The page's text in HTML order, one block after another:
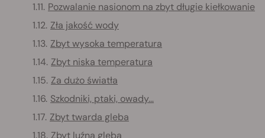
Pozwalanie nasionom na zbyt długie kiełkowanie
Zła jakość wody
Zbyt wysoka temperatura
Zbyt niska temperatura
Za dużo światła
Szkodniki, ptaki, owady…
Zbyt twarda gleba
Zbyt luźna gleba